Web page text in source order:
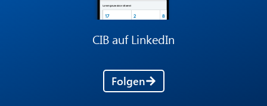
CIB auf LinkedIn
Folgen